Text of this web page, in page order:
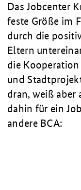
Das Jobcenter
feste Größe im
durch die
Eltern
die
und
dran, weiß aber
dahin für ein
andere BCA: